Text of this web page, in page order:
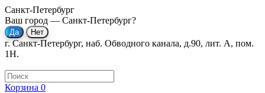
Санкт-Петербург
Ваш город — Санкт-Петербург?
г. Санкт-Петербург, наб. Обводного канала, д.90, лит. А, пом.
1Н.
Корзина 0